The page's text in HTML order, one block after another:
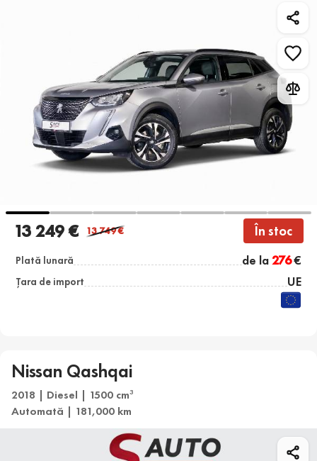
13 249 € 13 749€ În stoc
Plată lunară de la276€
Țara de import UE
Nissan Qashqai
2018 | Diesel | 1500 cm3
Automată | 181,000 km